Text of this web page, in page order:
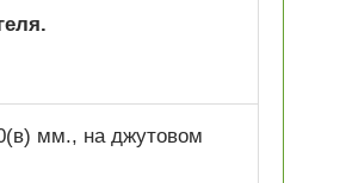
мм., на джутовом